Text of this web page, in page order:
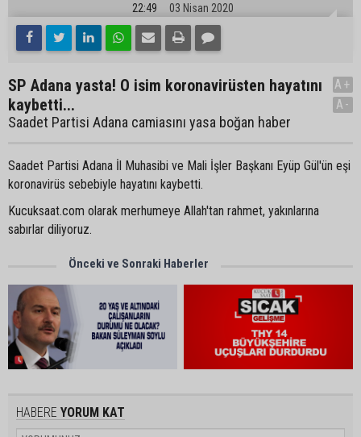
22:49 03 Nisan 2020
SP Adana yasta! O isim koronavirüsten hayatını
kaybetti...
Saadet Partisi Adana camiasını yasa boğan haber
A+
A-
Saadet Partisi Adana İl Muhasibi ve Mali İşler Başkanı Eyüp Gül'ün eşi
koronavirüs sebebiyle hayatını kaybetti.
Kucuksaat.com olarak merhumeye Allah'tan rahmet, yakınlarına
sabırlar diliyoruz.
Önceki ve Sonraki Haberler
HABERE YORUM KAT